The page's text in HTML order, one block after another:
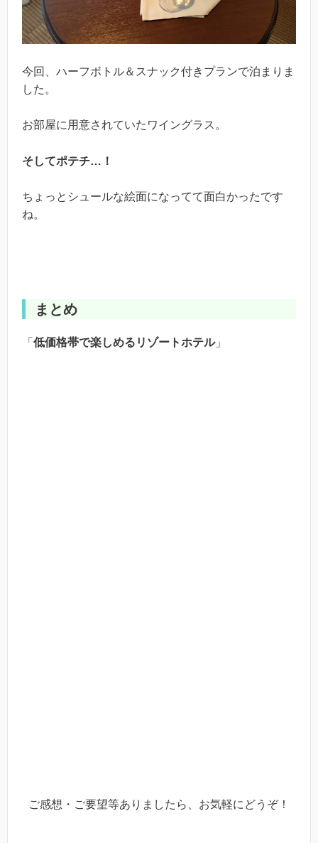
今回、ハーフボトル＆スナック付きプランで泊まりま
した。
お部屋に用意されていたワイングラス。
そしてポテチ…！
ちょっとシュールな絵面になってて面白かったです
ね。
まとめ
「 低価格帯で楽しめるリゾートホテル」
ご感想・ご要望等ありましたら、お気軽にどうぞ！